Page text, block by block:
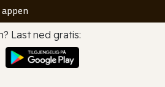
Last ned gratis: